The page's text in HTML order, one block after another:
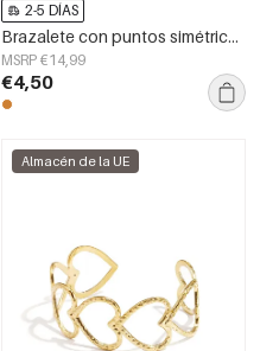
2-5 DÍAS
Brazalete con puntos simétricos y extremos detallados
MSRP €14,99
€4,50
Almacén de la UE